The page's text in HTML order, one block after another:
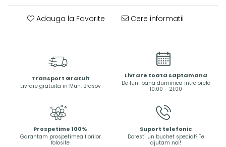
Adauga la Favorite Cere informatii
Transport Gratuit
Livrare gratuita in Mun. Brasov
Livrare toata saptamana
De luni pana duminica intre orele
10:00 - 21:00
Prospetime 100%
Garantam prospetimea florilor
folosite
Suport telefonic
Doresti un buchet special? Te
ajutam noi!